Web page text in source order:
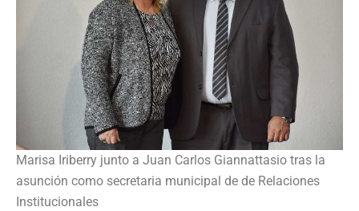
Marisa Iriberry junto a Juan Carlos Giannattasio tras la
asunción como secretaria municipal de de Relaciones
Institucionales